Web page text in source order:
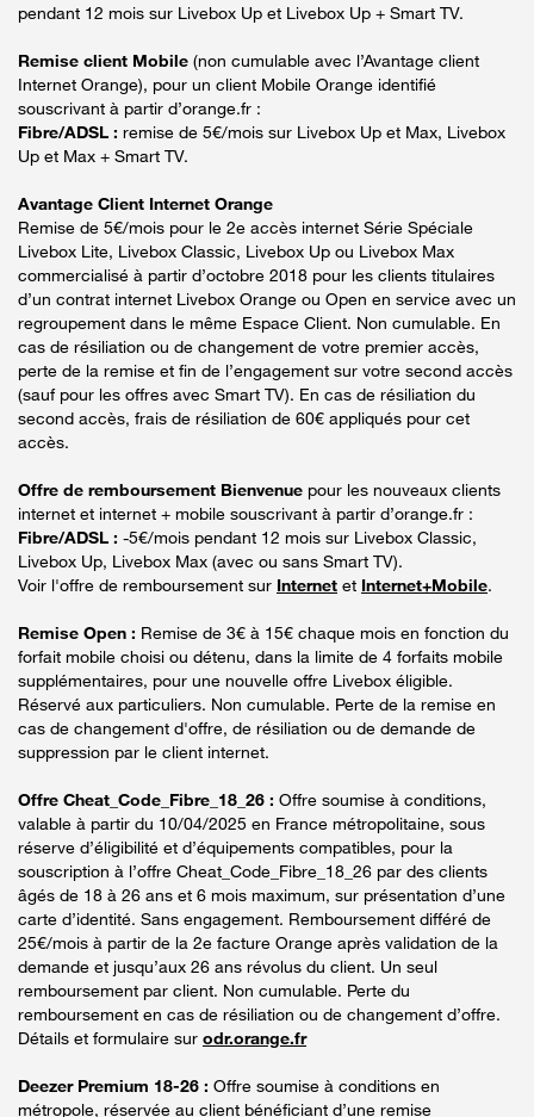
pendant 12 mois sur Livebox Up et Livebox Up + Smart TV.
Remise client Mobile (non cumulable avec l’Avantage client
Internet Orange), pour un client Mobile Orange identifié
souscrivant à partir d’orange.fr :
Fibre/ADSL : remise de 5€/mois sur Livebox Up et Max, Livebox
Up et Max + Smart TV.
Avantage Client Internet Orange
Remise de 5€/mois pour le 2e accès internet Série Spéciale
Livebox Lite, Livebox Classic, Livebox Up ou Livebox Max
commercialisé à partir d’octobre 2018 pour les clients titulaires
d’un contrat internet Livebox Orange ou Open en service avec un
regroupement dans le même Espace Client. Non cumulable. En
cas de résiliation ou de changement de votre premier accès,
perte de la remise et fin de l’engagement sur votre second accès
(sauf pour les offres avec Smart TV). En cas de résiliation du
second accès, frais de résiliation de 60€ appliqués pour cet
accès.
Offre de remboursement Bienvenue pour les nouveaux clients
internet et internet + mobile souscrivant à partir d’orange.fr :
Fibre/ADSL : -5€/mois pendant 12 mois sur Livebox Classic,
Livebox Up, Livebox Max (avec ou sans Smart TV).
Voir l'offre de remboursement sur Internet et Internet+Mobile.
Remise Open : Remise de 3€ à 15€ chaque mois en fonction du
forfait mobile choisi ou détenu, dans la limite de 4 forfaits mobile
supplémentaires, pour une nouvelle offre Livebox éligible.
Réservé aux particuliers. Non cumulable. Perte de la remise en
cas de changement d'offre, de résiliation ou de demande de
suppression par le client internet.
Offre Cheat_Code_Fibre_18_26 : Offre soumise à conditions,
valable à partir du 10/04/2025 en France métropolitaine, sous
réserve d’éligibilité et d’équipements compatibles, pour la
souscription à l’offre Cheat_Code_Fibre_18_26 par des clients
âgés de 18 à 26 ans et 6 mois maximum, sur présentation d’une
carte d’identité. Sans engagement. Remboursement différé de
25€/mois à partir de la 2e facture Orange après validation de la
demande et jusqu’aux 26 ans révolus du client. Un seul
remboursement par client. Non cumulable. Perte du
remboursement en cas de résiliation ou de changement d’offre.
Détails et formulaire sur odr.orange.fr
Deezer Premium 18-26 : Offre soumise à conditions en
métropole, réservée au client bénéficiant d’une remise